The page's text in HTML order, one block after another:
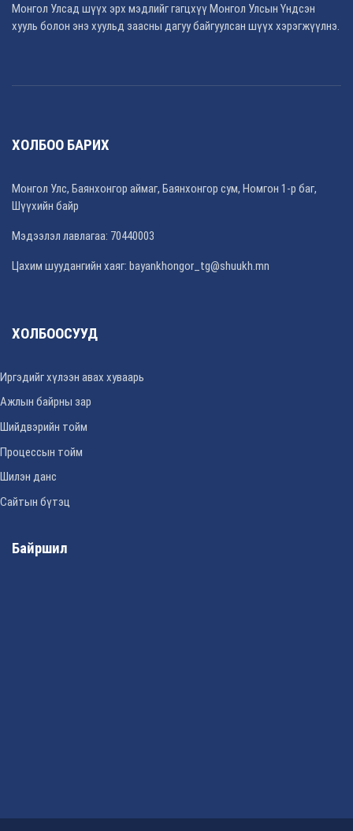
Монгол Улсад шүүх эрх мэдлийг гагцхүү Монгол Улсын Үндсэн
хууль болон энэ хуульд заасны дагуу байгуулсан шүүх хэрэгжүүлнэ.
ХОЛБОО БАРИХ
Монгол Улс, Баянхонгор аймаг, Баянхонгор сум, Номгон 1-р баг,
Шүүхийн байр
Мэдээлэл лавлагаа: 70440003
Цахим шуудангийн хаяг: bayankhongor_tg@shuukh.mn
ХОЛБООСУУД
Иргэдийг хүлээн авах хуваарь
Ажлын байрны зар
Шийдвэрийн тойм
Процессын тойм
Шилэн данс
Сайтын бүтэц
Байршил